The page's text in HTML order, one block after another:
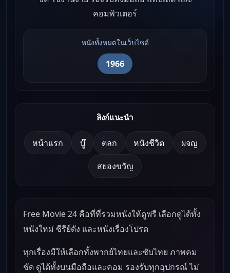
คอมพิวเตอร์
หนังทั้งหมดในเว็บไซต์
1966
ลิงก์แนะนำ
หน้าแรก บู๊ ตลก หนังชีวิต ผจญ
สยองขวัญ
Free Movie 24 คือที่ที่รวมหนังให้ดูฟรี เลือกดูได้ทั้ง
หนังใหม่ ซีรีย์ดัง และหนังเรื่องโปรด
ทุกเรื่องมีให้เลือกทั้งพากย์ไทยและซับไทย ภาพคม
ชัด ดูได้ทั้งบนมือถือและคอม รองรับทุกอุปกรณ์ ไม่